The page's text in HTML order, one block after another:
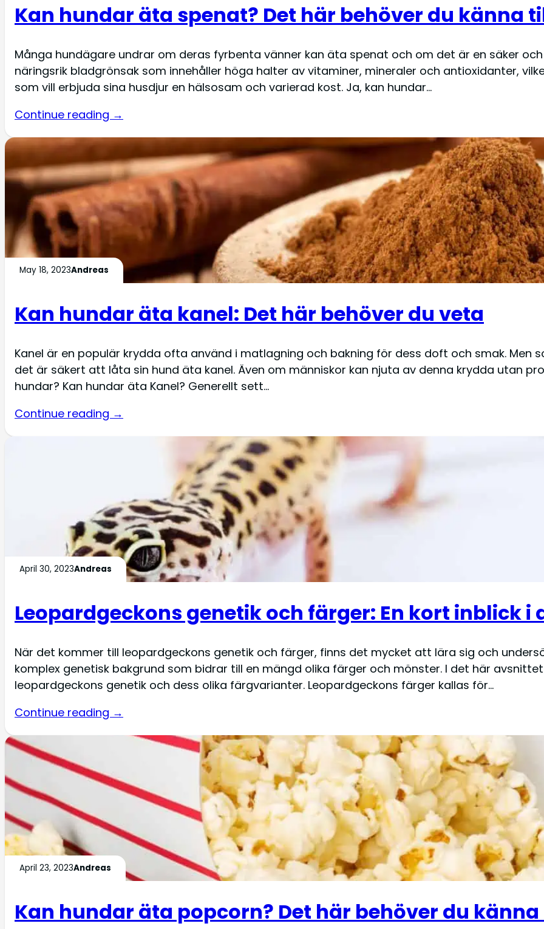
Kan hundar äta spenat? Det här behöver du känna
Många hundägare undrar om deras fyrbenta vänner kan äta spenat och om det är en säker
näringsrik bladgrönsak som innehåller höga halter av vitaminer, mineraler och antioxidanter,
som vill erbjuda sina husdjur en hälsosam och varierad kost. Ja, kan hundar…
Continue reading →
May 18, 2023Andreas
Kan hundar äta kanel: Det här behöver du veta
Kanel är en populär krydda ofta använd i matlagning och bakning för dess doft och smak. Men
det är säkert att låta sin hund äta kanel. Även om människor kan njuta av denna krydda utan
hundar? Kan hundar äta Kanel? Generellt sett…
Continue reading →
April 30, 2023Andreas
Leopardgeckons genetik och färger: En kort inblick
När det kommer till leopardgeckons genetik och färger, finns det mycket att lära sig och
komplex genetisk bakgrund som bidrar till en mängd olika färger och mönster. I det här
leopardgeckons genetik och dess olika färgvarianter. Leopardgeckons färger kallas för…
Continue reading →
April 23, 2023Andreas
Kan hundar äta popcorn? Det här behöver du